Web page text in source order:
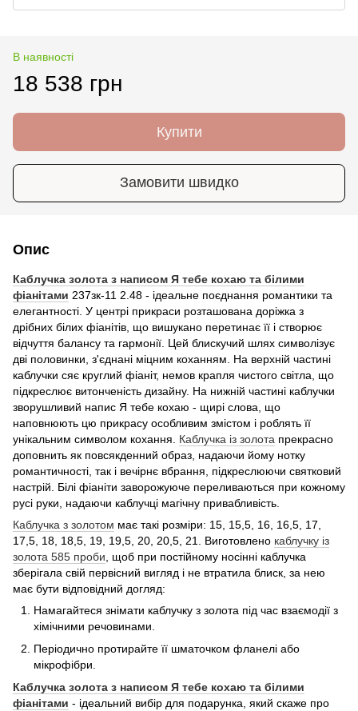
В наявності
18 538 грн
Купити
Замовити швидко
Опис
Каблучка золота з написом Я тебе кохаю та білими
фіанітами 237зк-11 2.48 - ідеальне поєднання романтики та
елегантності. У центрі прикраси розташована доріжка з
дрібних білих фіанітів, що вишукано перетинає її і створює
відчуття балансу та гармонії. Цей блискучий шлях символізує
дві половинки, з'єднані міцним коханням. На верхній частині
каблучки сяє круглий фіаніт, немов крапля чистого світла, що
підкреслює витонченість дизайну. На нижній частині каблучки
зворушливий напис Я тебе кохаю - щирі слова, що
наповнюють цю прикрасу особливим змістом і роблять її
унікальним символом кохання. Каблучка із золота прекрасно
доповнить як повсякденний образ, надаючи йому нотку
романтичності, так і вечірнє вбрання, підкреслюючи святковий
настрій. Білі фіаніти заворожуюче переливаються при кожному
русі руки, надаючи каблучці магічну привабливість.
Каблучка з золотом має такі розміри: 15, 15,5, 16, 16,5, 17,
17,5, 18, 18,5, 19, 19,5, 20, 20,5, 21. Виготовлено каблучку із
золота 585 проби , щоб при постійному носінні каблучка
зберігала свій первісний вигляд і не втратила блиск, за нею
має бути відповідний догляд:
Намагайтеся знімати каблучку з золота під час взаємодії з
хімічними речовинами.
Періодично протирайте її шматочком фланелі або
мікрофібри.
Каблучка золота з написом Я тебе кохаю та білими
фіанітами - ідеальний вибір для подарунка, який скаже про